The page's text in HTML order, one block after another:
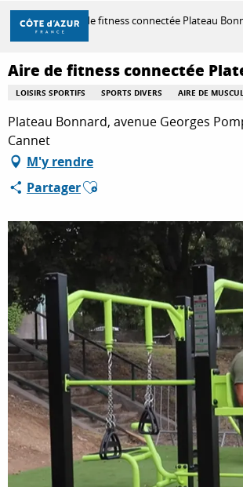
Aller
contenu
principal
DÉCOUVRIR
À FAIRE
SÉJOURNER
Accueil Aire de fitness connectée Plateau
Aire de fitness connectée
LOISIRS SPORTIFS SPORTS DIVERS AIRE DE
Plateau Bonnard, avenue Georges
Cannet
M'y rendre
PartagerAjouter aux favoris